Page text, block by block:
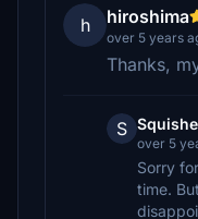
h hiroshima
over 5 years
Thanks,
S
over 5
Sorry
time.